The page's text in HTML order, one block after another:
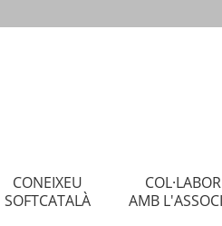
CONEIXEU
SOFTCATALÀ
AMB